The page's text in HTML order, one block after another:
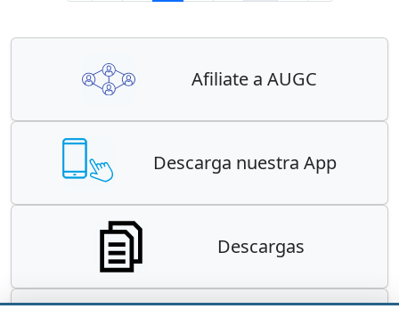
Afiliate a AUGC
Descarga nuestra App
Descargas